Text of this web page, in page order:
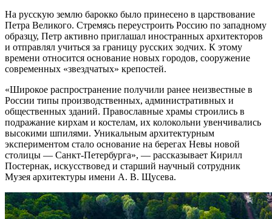
На русскую землю барокко было принесено в царствование
Петра Великого. Стремясь переустроить Россию по западному
образцу, Петр активно приглашал иностранных архитекторов
и отправлял учиться за границу русских зодчих. К этому
времени относится основание новых городов, сооружение
современных «звездчатых» крепостей.
«Широкое распространение получили ранее неизвестные в
России типы производственных, административных и
общественных зданий. Православные храмы строились в
подражание кирхам и костелам, их колокольни увенчивались
высокими шпилями. Уникальным архитектурным
экспериментом стало основание на берегах Невы новой
столицы — Санкт-Петербурга», — рассказывает Кирилл
Постернак, искусствовед и старший научный сотрудник
Музея архитектуры имени А. В. Щусева.